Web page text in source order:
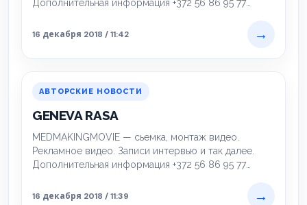
Дополнительная информация +372 56 86 95 77
16 декабря 2018 / 11:42
→
АВТОРСКИЕ НОВОСТИ
GENEVA RASA
MEDMAKINGMOVIE — сьемка, монтаж видео.
Рекламное видео. Записи интервью и так далее.
Дополнительная информация +372 56 86 95 77
16 декабря 2018 / 11:39
→